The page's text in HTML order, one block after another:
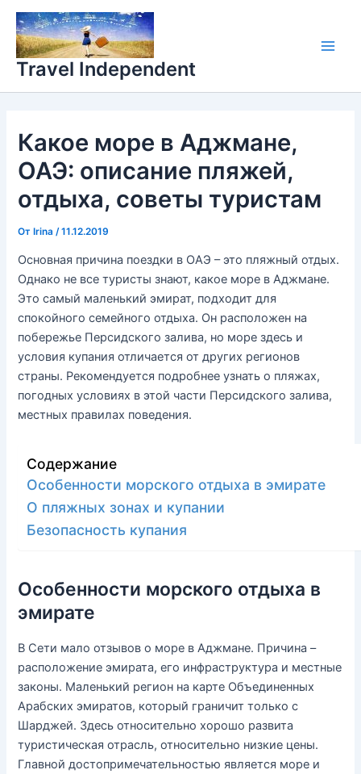
Перейти
содержимому
Travel Independent
Какое море в Аджмане,
ОАЭ: описание пляжей,
отдыха, советы туристам
От Irina/11.12.2019
Основная причина поездки в ОАЭ – это пляжный отдых.
Однако не все туристы знают, какое море в Аджмане.
Это самый маленький эмират, подходит для
спокойного семейного отдыха. Он расположен на
побережье Персидского залива, но море здесь и
условия купания отличается от других регионов
страны. Рекомендуется подробнее узнать о пляжах,
погодных условиях в этой части Персидского залива,
местных правилах поведения.
Содержание
Особенности морского отдыха в эмирате
О пляжных зонах и купании
Безопасность купания
Особенности морского отдыха в
эмирате
В Сети мало отзывов о море в Аджмане. Причина –
расположение эмирата, его инфраструктура и местные
законы. Маленький регион на карте Объединенных
Арабских эмиратов, который граничит только с
Шарджей. Здесь относительно хорошо развита
туристическая отрасль, относительно низкие цены.
Главной достопримечательностью является море и